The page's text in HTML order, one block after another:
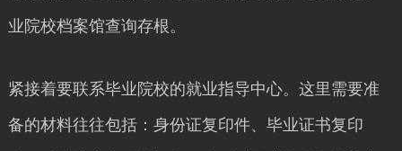
业院校档案馆查询存根。
紧接着要联系毕业院校的就业指导中心。这里需要准
备的材料往往包括：身份证复印件、毕业证书复印